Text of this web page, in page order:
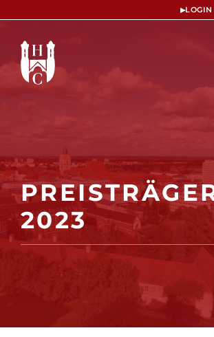
springen
▸LOGIN
2023